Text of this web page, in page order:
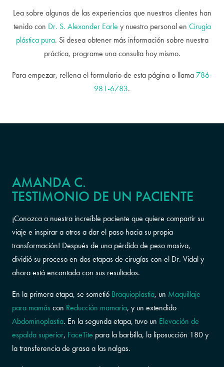
Lea sobre algunas de las experiencias que nuestros clientes han
tenido con Dr. S. Alexander Earle y nuestro personal en Cirugía
plástica pura. Si desea obtener más información sobre nuestra
práctica, programe una consulta hoy mismo.
Para empezar, rellena el formulario de esta página o llama 786-
981-6783.
AMANDA C.
TESTIMONIO DE UN PACIENTE
¡Conozca a nuestra increíble paciente que quiere compartir su
viaje e inspirar a otros a dar el paso hacia su propia
transformación! Después de una pérdida de peso masiva,
dividió su proceso en dos etapas de cirugías con el Dr. Vidal y
ahora está encantada con sus resultados.
En la primera etapa, se sometió Braquioplastia, un Maquillaje
para mamás con Reducción mamaria, y un extendido
Abdominoplastia. En la segunda etapa, tuvo un Elevación de
espalda superior, FaceTite para la barbilla, la liposucción 180 y
la transferencia de grasa a las nalgas.